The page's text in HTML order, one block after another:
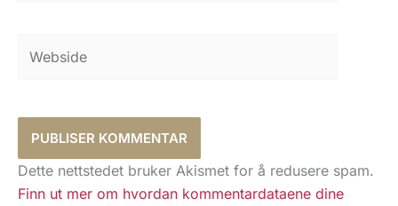
Dette nettstedet bruker Akismet for å redusere spam.
Finn ut mer om hvordan kommentardataene dine